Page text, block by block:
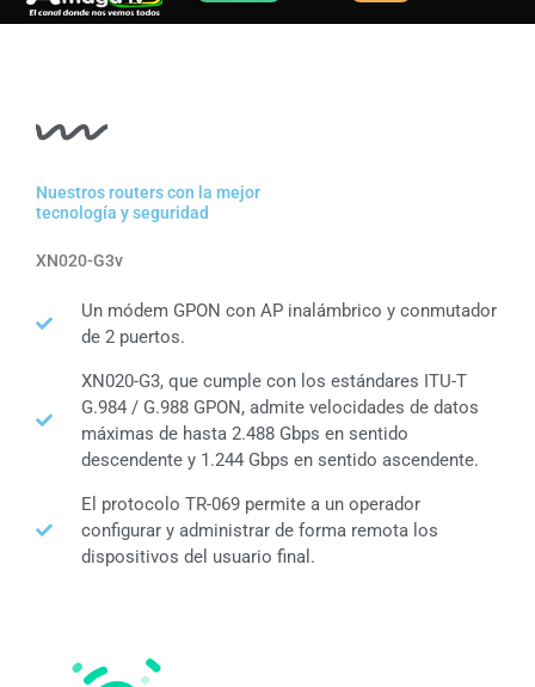
Nuestros routers con la mejor
tecnología y seguridad
XN020-G3v
Un módem GPON con AP inalámbrico y conmutador
de 2 puertos.
XN020-G3, que cumple con los estándares ITU-T
G.984 / G.988 GPON, admite velocidades de datos
máximas de hasta 2.488 Gbps en sentido
descendente y 1.244 Gbps en sentido ascendente.
El protocolo TR-069 permite a un operador
configurar y administrar de forma remota los
dispositivos del usuario final.